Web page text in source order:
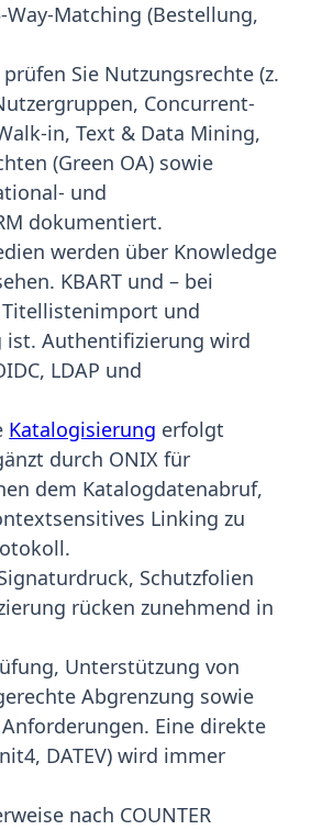
Way-Matching (Bestellung,
Sie Nutzungsrechte (z.
Concurrent-
in, Text & Data Mining,
(Green OA) sowie
und
dokumentiert.
werden über Knowledge
KBART und – bei
und
Authentifizierung wird
LDAP und
Katalogisierung erfolgt
durch ONIX für
dem Katalogdatenabruf,
Linking zu
Schutzfolien
rücken zunehmend in
Unterstützung von
Abgrenzung sowie
Eine direkte
DATEV) wird immer
nach COUNTER